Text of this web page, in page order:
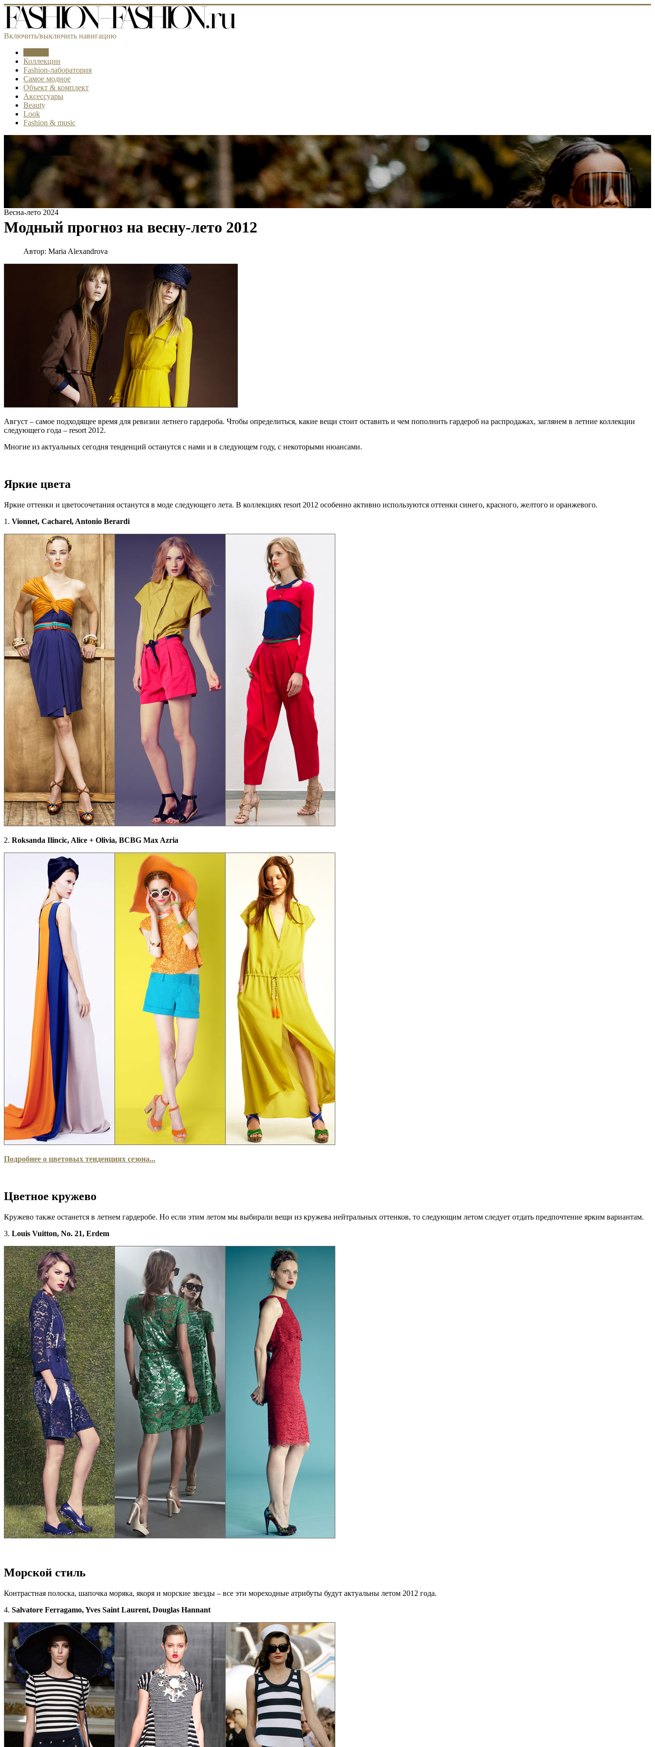
Включить/выключить навигацию
Коллекции
Fashion-лаборатория
Самое модное
Объект & комплект
Аксессуары
Beauty
Look
Fashion & music
Весна-лето 2024
Модный прогноз на весну-лето 2012
Автор: Maria Alexandrova
Август – самое подходящее время для ревизии летнего гардероба. Чтобы определиться, какие вещи стоит оставить и чем пополнить гардероб на распродажах, заглянем в летние коллекции
следующего года – resort 2012.
Многие из актуальных сегодня тенденций останутся с нами и в следующем году, с некоторыми нюансами.
Яркие цвета
Яркие оттенки и цветосочетания останутся в моде следующего лета. В коллекциях resort 2012 особенно активно используются оттенки синего, красного, желтого и оранжевого.
1. Vionnet, Cacharel, Antonio Berardi
2. Roksanda Ilincic, Alice + Olivia, BCBG Max Azria
Подробнее о цветовых тенденциях сезона...
Цветное кружево
Кружево также останется в летнем гардеробе. Но если этим летом мы выбирали вещи из кружева нейтральных оттенков, то следующим летом следует отдать предпочтение ярким вариантам.
3. Louis Vuitton, No. 21, Erdem
Морской стиль
Контрастная полоска, шапочка моряка, якоря и морские звезды – все эти мореходные атрибуты будут актуальны летом 2012 года.
4. Salvatore Ferragamo, Yves Saint Laurent, Douglas Hannant